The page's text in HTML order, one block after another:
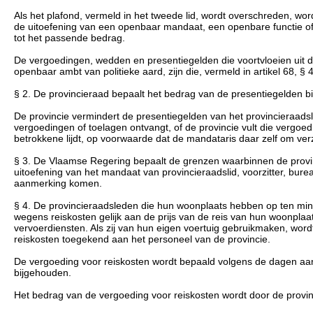
Als het plafond, vermeld in het tweede lid, wordt overschreden,
de uitoefening van een openbaar mandaat, een openbare functie
tot het passende bedrag.
De vergoedingen, wedden en presentiegelden die voortvloeien
openbaar ambt van politieke aard, zijn die, vermeld in artikel 68, §
§ 2. De provincieraad bepaalt het bedrag van de presentiegelden
De provincie vermindert de presentiegelden van het
vergoedingen of toelagen ontvangt, of de provincie vult die
betrokkene lijdt, op voorwaarde dat de mandataris daar zelf om
§ 3. De Vlaamse Regering bepaalt de grenzen waarbinnen de
uitoefening van het mandaat van provincieraadslid, voorzitter,
aanmerking komen.
§ 4. De provincieraadsleden die hun woonplaats hebben op ten
wegens reiskosten gelijk aan de prijs van de reis van hun
vervoerdiensten. Als zij van hun eigen voertuig gebruikmaken,
reiskosten toegekend aan het personeel van de provincie.
De vergoeding voor reiskosten wordt bepaald volgens de dagen
bijgehouden.
Het bedrag van de vergoeding voor reiskosten wordt door de